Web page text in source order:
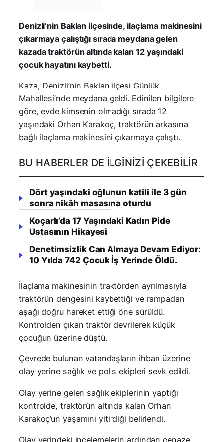
Denizli’nin Baklan ilçesinde, ilaçlama makinesini
çıkarmaya çalıştığı sırada meydana gelen
kazada traktörün altında kalan 12 yaşındaki
çocuk hayatını kaybetti.
Kaza, Denizli’nin Baklan ilçesi Günlük
Mahallesi’nde meydana geldi. Edinilen bilgilere
göre, evde kimsenin olmadığı sırada 12
yaşındaki Orhan Karakoç, traktörün arkasına
bağlı ilaçlama makinesini çıkarmaya çalıştı.
BU HABERLER DE İLGINIZI ÇEKEBILIR
Dört yaşındaki oğlunun katili ile 3 gün
sonra nikâh masasına oturdu
Koçarlı’da 17 Yaşındaki Kadın Pide
Ustasının Hikayesi
Denetimsizlik Can Almaya Devam Ediyor:
10 Yılda 742 Çocuk İş Yerinde Öldü.
İlaçlama makinesinin traktörden ayrılmasıyla
traktörün dengesini kaybettiği ve rampadan
aşağı doğru hareket ettiği öne sürüldü.
Kontrolden çıkan traktör devrilerek küçük
çocuğun üzerine düştü.
Çevrede bulunan vatandaşların ihbarı üzerine
olay yerine sağlık ve polis ekipleri sevk edildi.
Olay yerine gelen sağlık ekiplerinin yaptığı
kontrolde, traktörün altında kalan Orhan
Karakoç’un yaşamını yitirdiği belirlendi.
Olay yerindeki incelemelerin ardından cenaze,